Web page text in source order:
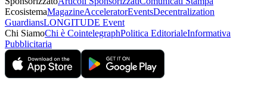
EcosistemaMagazineAcceleratorEventsDecentralization
GuardiansLONGITUDE Event
Chi SiamoChi è CointelegraphPolitica EditorialeInformativa
Pubblicitaria